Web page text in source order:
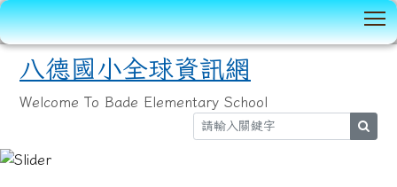
八德國小全球資訊網
Welcome To Bade Elementary School